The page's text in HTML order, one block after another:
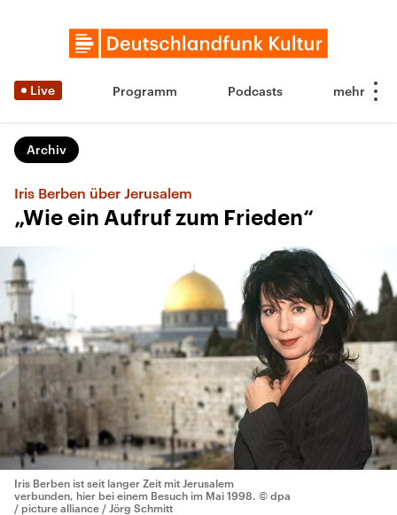
Live Programm Podcasts
Archiv
Iris Berben über Jerusalem
„Wie ein Aufruf zum Frieden“
Iris Berben ist seit langer Zeit mit Jerusalem
verbunden, hier bei einem Besuch im Mai 1998. © dpa
/ picture alliance / Jörg Schmitt